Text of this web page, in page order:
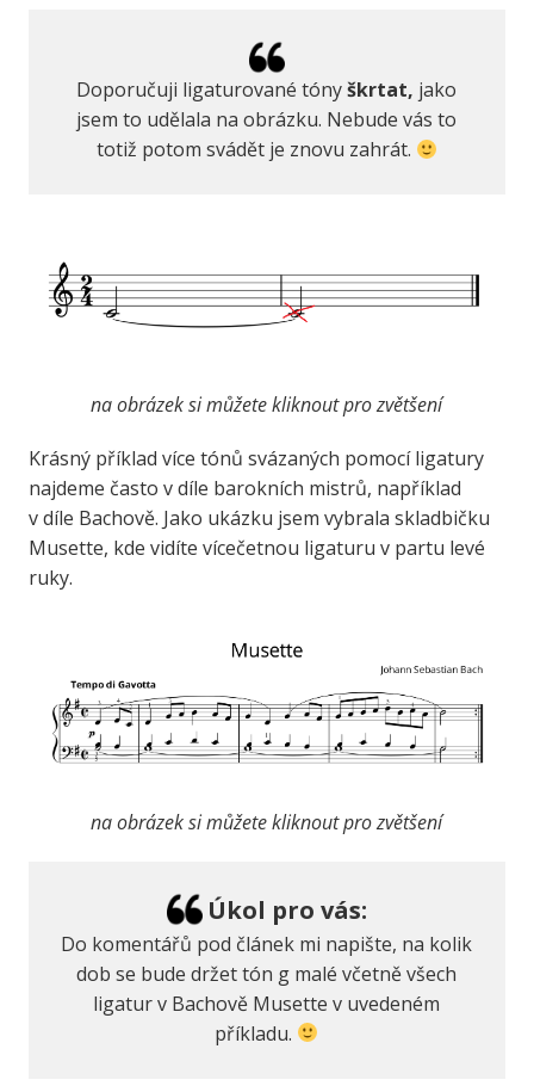
Doporučuji ligaturované tónyškrtat, jako
jsem to udělala na obrázku. Nebude vás to
totiž potom svádět je znovu zahrát.
na obrázek si můžete kliknout pro zvětšení
Krásný příklad více tónů svázaných pomocí ligatury
najdeme často v díle barokních mistrů, například
v díle Bachově. Jako ukázku jsem vybrala skladbičku
Musette, kde vidíte vícečetnou ligaturu v partu levé
ruky.
na obrázek si můžete kliknout pro zvětšení
Úkol pro vás:
Do komentářů pod článek mi napište, na kolik
dob se bude držet tón g malé včetně všech
ligatur v Bachově Musette v uvedeném
příkladu.